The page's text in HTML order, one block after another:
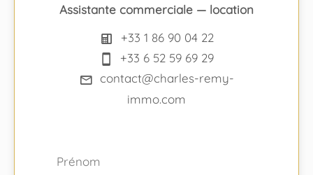
Assistante commerciale — location
+33 1 86 90 04 22
+33 6 52 59 69 29
contact@charles-remy-
immo.com